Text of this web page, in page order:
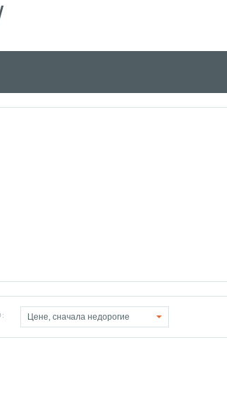
Цене, сначала недорогие